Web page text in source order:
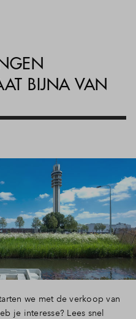
Inloggen
BIJNA VAN
we met de verkoop van
je interesse? Lees snel